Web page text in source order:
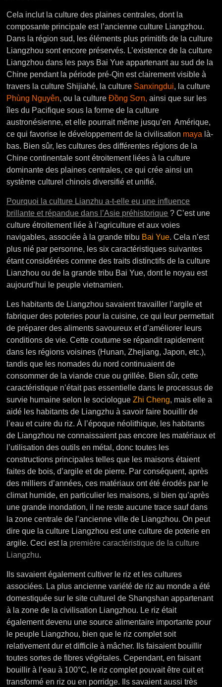
Cela inclut la culture des plaines centrales, dont la
composante principale est l’ancienne culture Liangzhou.
Dans la région sud, les éléments plus primitifs de la culture
Liangzhou sont encore préservés. L’existence de la culture
Liangzhou dans les pays Bai Yue appartenant au sud de la
Chine pendant la période pré-Qin est clairement visible à
travers la culture Shijiahé, la culture Sanxingdui, la culture
Phùng Nguyên, ou la cultureĐồng Sơn, ainsi que sur les
îles du Pacifique sous la forme de la culture
austronésienne, et elle pourrait même jusqu’en Amérique,
ce qui favorise le développement de la civilisation maya là-
bas. Bien sûr, les cultures des différentes régions de la
Chine continentale sont étroitement liées à la culture
dominante des plaines centrales, ce qui crée ainsi un
système culturel chinois diversifié et unifié.
Pourquoi la culture Lianzhu a-t-elle eu une influence
brillante et répandue dans l’Asie préhistorique ? C’est une
culture étroitement liée à l’agriculture et aux voies
navigables, associée à la grande tribu Bai Yue. Cela n’est
plus nié par personne, les six caractéristiques suivantes
étant considérées comme des traits distinctifs de la culture
Lianzhou ou de la grande tribu Bai Yue, dont le noyau est
aujourd’hui le peuple vietnamien.
Les habitants de Liangzhou savaient travailler l’argile et
fabriquer des poteries pour la cuisine, ce qui leur permettait
de préparer des aliments savoureux et d’améliorer leurs
conditions de vie. Cette coutume se répandit rapidement
dans les régions voisines (Hunan, Zhejiang, Japon, etc.),
tandis que les nomades du nord continuaient de
consommer de la viande crue ou grillée. Bien sûr, cette
caractéristique n’était pas essentielle dans le processus de
survie humaine selon le sociologue Zhi Cheng, mais elle a
aidé les habitants de Liangzhu à savoir faire bouillir de
l’eau et cuire du riz. À l’époque néolithique, les habitants
de Liangzhou ne connaissaient pas encore les matériaux et
l’utilisation des outils en métal, donc toutes les
constructions principales telles que les maisons étaient
faites de bois, d’argile et de pierre. Par conséquent, après
des milliers d’années, ces matériaux ont été érodés par le
climat humide, en particulier les maisons, si bien qu’après
une grande inondation, il ne reste aucune trace sauf dans
la zone centrale de l’ancienne ville de Liangzhou. On peut
dire que la culture Liangzhou est une culture de poterie en
argile.Ceci est la première caractéristique de la culture
Liangzhu.
Ils savaient également cultiver le riz et les cultures
associées. La plus ancienne variété de riz au monde a été
domestiquée sur le site culturel de Shangshan appartenant
à la zone de la civilisation Liangzhou. Le riz était
également devenu une source alimentaire importante pour
le peuple Liangzhou, bien que le riz complet soit
relativement dur et difficile à mâcher. Ils faisaient bouillir
toutes sortes de fibres végétales. Cependant, en faisant
bouillir à l’eau à 100°C, le riz complet pouvait être cuit et
transformé en riz ou en porridge. Ils savaient aussi très